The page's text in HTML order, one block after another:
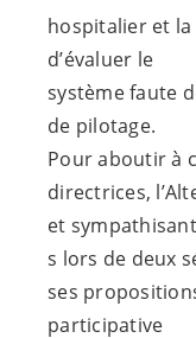
hospitalier et
d’évaluer le
système faute
de pilotage.
Pour aboutir à
directrices,
et
s lors de deux
ses
participative